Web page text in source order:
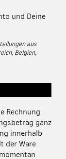
und Deine
aus
Belgien,
Rechnung
ganz
innerhalb
der Ware.